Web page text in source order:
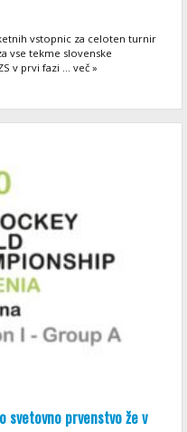
vstopnic za celoten turnir
vse tekme slovenske
v prvi fazi ... več »
prvenstvo že v